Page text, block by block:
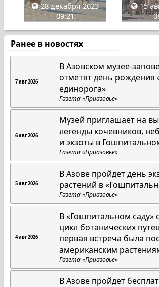
28 декабря 2023
09:21
15
Ранее в новостях
7 авг 2026
В Азовском музее-
отметят день рождения
единорога»
Газета «Приазовье»
6 авг 2026
Музей приглашает на
легенды кочевников,
и экзоты в
Газета «Приазовье»
5 авг 2026
В Азове пройдет день
растений в
Газета «Приазовье»
4 авг 2026
В «Гошпитальном саду»
цикл ботанических
первая встреча была
американским
Газета «Приазовье»
В Азове пройдет